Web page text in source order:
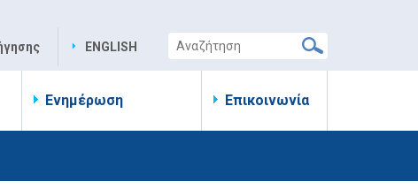
ENGLISH
Ενημέρωση Επικοινωνία